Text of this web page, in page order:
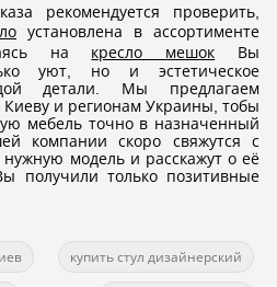
рекомендуется проверить,
установлена в ассортименте
на кресло мешок Вы
уют, но и эстетическое
детали. Мы предлагаем
Киеву и регионам Украины, тобы
мебель точно в назначенный
компании скоро свяжутся с
модель и расскажут о её
получили только позитивные
купить стул дизайнерский